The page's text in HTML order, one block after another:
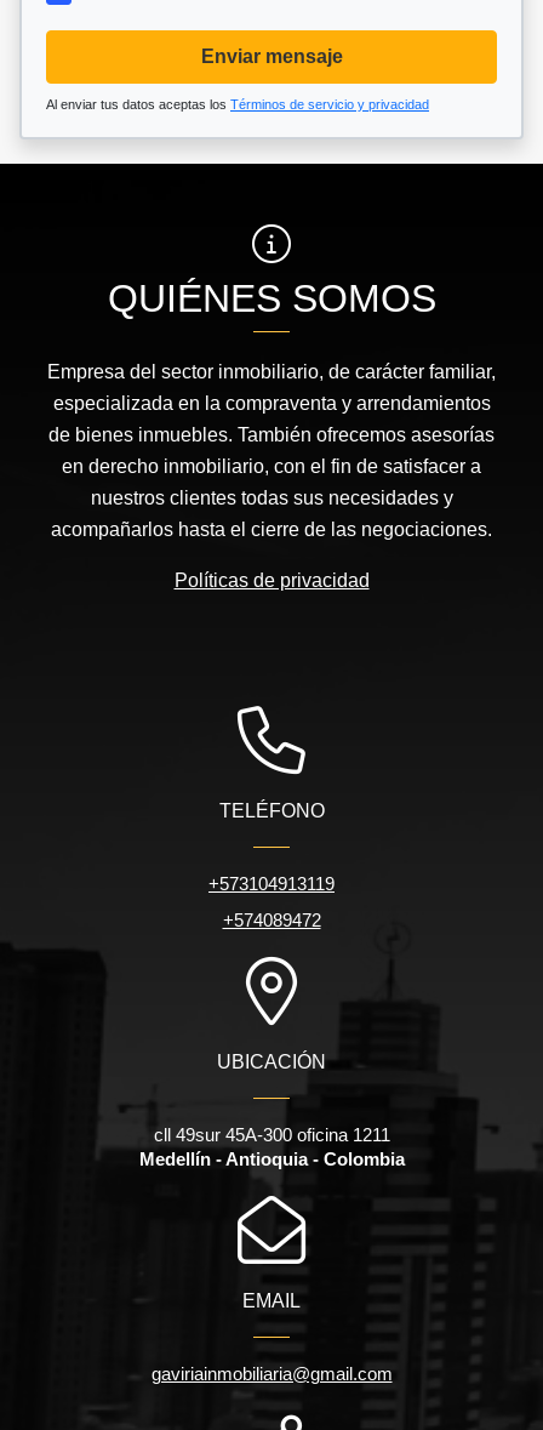
Enviar mensaje
Al enviar tus datos aceptas los Términos de servicio y privacidad
QUIÉNES SOMOS
Empresa del sector inmobiliario, de carácter familiar,
especializada en la compraventa y arrendamientos
de bienes inmuebles. También ofrecemos asesorías
en derecho inmobiliario, con el fin de satisfacer a
nuestros clientes todas sus necesidades y
acompañarlos hasta el cierre de las negociaciones.
Políticas de privacidad
TELÉFONO
+573104913119
+574089472
UBICACIÓN
cll 49sur 45A-300 oficina 1211
Medellín - Antioquia - Colombia
EMAIL
gaviriainmobiliaria@gmail.com